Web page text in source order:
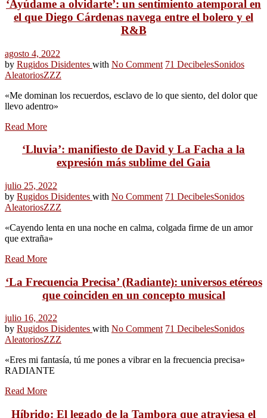
‘Ayúdame a olvidarte’: un sentimiento atemporal en
el que Diego Cárdenas navega entre el bolero y el
R&B
agosto 4, 2022
by Rugidos Disidentes with No Comment 71 DecibelesSonidos
AleatoriosZZZ
«Me dominan los recuerdos, esclavo de lo que siento, del dolor que
llevo adentro»
Read More
‘Lluvia’: manifiesto de David y La Facha a la
expresión más sublime del Gaia
julio 25, 2022
by Rugidos Disidentes with No Comment 71 DecibelesSonidos
AleatoriosZZZ
«Cayendo lenta en una noche en calma, colgada firme de un amor
que extraña»
Read More
‘La Frecuencia Precisa’ (Radiante): universos etéreos
que coinciden en un concepto musical
julio 16, 2022
by Rugidos Disidentes with No Comment 71 DecibelesSonidos
AleatoriosZZZ
«Eres mi fantasía, tú me pones a vibrar en la frecuencia precisa»
RADIANTE
Read More
Híbrido: El legado de la Tambora que atraviesa el